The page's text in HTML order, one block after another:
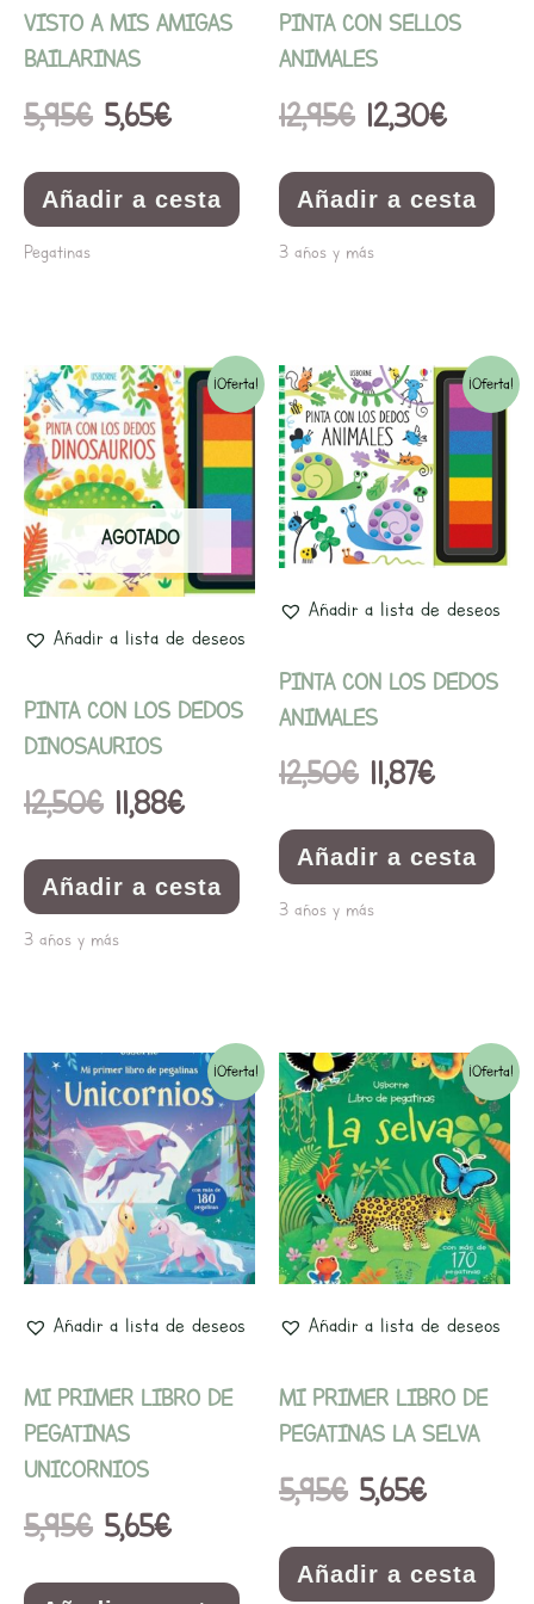
VISTO A MIS AMIGAS
BAILARINAS
5,95€ 5,65€
Añadir a cesta
Pegatinas
PINTA CON SELLOS
ANIMALES
12,95€ 12,30€
Añadir a cesta
3 años y más
¡Oferta!
AGOTADO
Añadir a lista de deseos
PINTA CON LOS DEDOS
DINOSAURIOS
12,50€
El
precio
original
era:
12,50€.
11,88€
El
precio
actual
11,88€.
Añadir a cesta
3 años y más
¡Oferta!
Añadir a lista de deseos
PINTA CON LOS DEDOS
ANIMALES
12,50€
El
precio
original
era:
11,87€
El
precio
actual
es:
Añadir a cesta
3 años y más
¡Oferta!
Añadir a lista de deseos
MI PRIMER LIBRO DE
PEGATINAS
UNICORNIOS
5,95€
El
precio
original
era:
5,95€.
5,65€
El
precio
actual
es:
5,65€.
¡Oferta!
Añadir a lista de deseos
MI PRIMER LIBRO DE
PEGATINAS LA SELVA
5,95€
El
precio
original
era:
5,95€.
5,65€
El
precio
actual
es:
5,65€.
Añadir a cesta